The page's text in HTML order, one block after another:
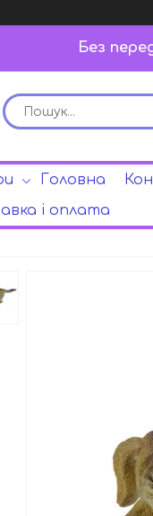
Без
Головна
і оплата